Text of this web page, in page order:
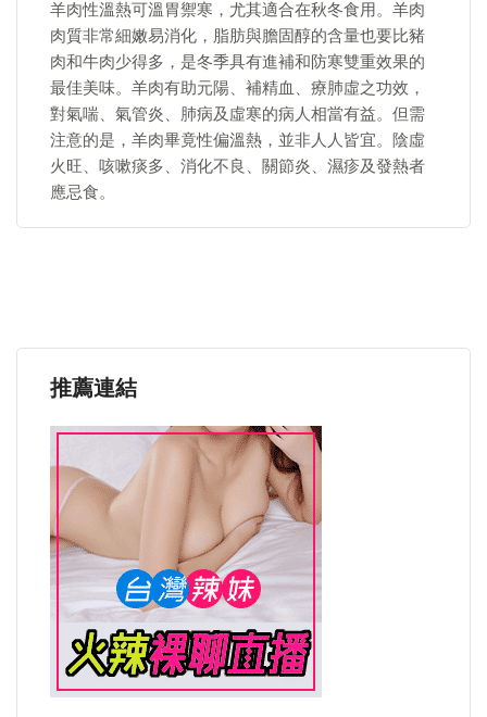
羊肉性溫熱可溫胃禦寒，尤其適合在秋冬食用。羊肉
肉質非常細嫩易消化，脂肪與膽固醇的含量也要比豬
肉和牛肉少得多，是冬季具有進補和防寒雙重效果的
最佳美味。羊肉有助元陽、補精血、療肺虛之功效，
對氣喘、氣管炎、肺病及虛寒的病人相當有益。但需
注意的是，羊肉畢竟性偏溫熱，並非人人皆宜。陰虛
火旺、咳嗽痰多、消化不良、關節炎、濕疹及發熱者
應忌食。
推薦連結